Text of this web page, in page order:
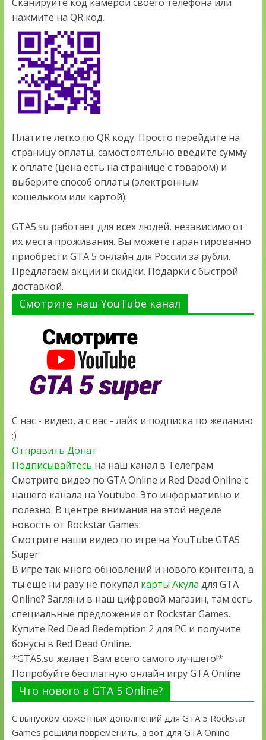
нажмите на QR код.
Платите легко по QR коду. Просто перейдите на
страницу оплаты, самостоятельно введите сумму
к оплате (цена есть на странице с товаром) и
выберите способ оплаты (электронным
кошельком или картой).
GTA5.su работает для всех людей, независимо от
их места проживания. Вы можете гарантированно
приобрести GTA 5 онлайн для России за рубли.
Предлагаем акции и скидки. Подарки с быстрой
доставкой.
Смотрите наш YouTube канал
С нас - видео, а с вас - лайк и подписка по желанию
:)
Отправить Донат
Подписывайтесь на наш канал в Телеграм
Смотрите видео по GTA Online и Red Dead Online с
нашего канала на Youtube. Это информативно и
полезно. В центре внимания на этой неделе
новость от Rockstar Games:
Смотрите наши видео по игре на YouTube GTA5
Super
В игре так много обновлений и нового контента, а
ты ещё ни разу не покупал карты Акула для GTA
Online? Загляни в наш цифровой магазин, там есть
специальные предложения от Rockstar Games.
Купите Red Dead Redemption 2 для PC и получите
бонусы в Red Dead Online.
*GTA5.su желает Вам всего самого лучшего!*
Попробуйте бесплатную онлайн игру GTA Online
Что нового в GTA 5 Online?
С выпуском сюжетных дополнений для GTA 5 Rockstar
Games решили повременить, а вот для GTA Online